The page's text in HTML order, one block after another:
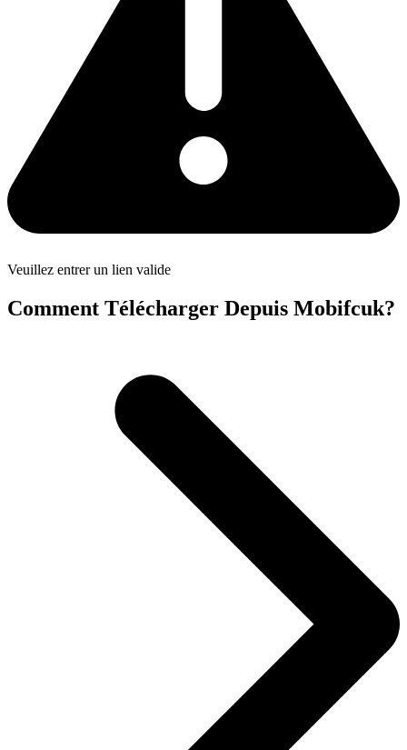
Veuillez entrer un lien valide
Comment Télécharger Depuis Mobifcuk?